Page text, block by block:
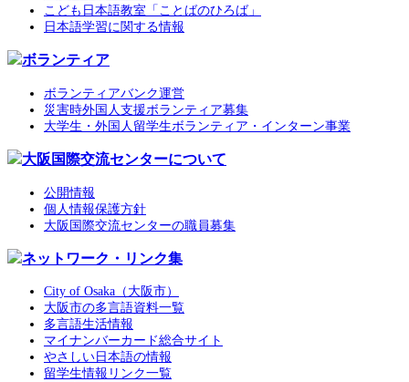
こども日本語教室「ことばのひろば」
日本語学習に関する情報
ボランティア
ボランティアバンク運営
災害時外国人支援ボランティア募集
大学生・外国人留学生ボランティア・インターン事業
大阪国際交流センターについて
公開情報
個人情報保護方針
大阪国際交流センターの職員募集
ネットワーク・リンク集
City of Osaka（大阪市）
大阪市の多言語資料一覧
多言語生活情報
マイナンバーカード総合サイト
やさしい日本語の情報
留学生情報リンク一覧